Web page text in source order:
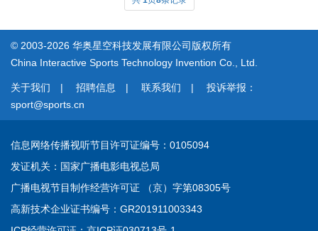
© 2003-2026 华奥星空科技发展有限公司版权所有
China Interactive Sports Technology Invention Co., Ltd.
关于我们 | 招聘信息 | 联系我们 | 投诉举报：
sport@sports.cn
信息网络传播视听节目许可证编号：0105094
发证机关：国家广播电影电视总局
广播电视节目制作经营许可证 （京）字第08305号
高新技术企业证书编号：GR201911003343